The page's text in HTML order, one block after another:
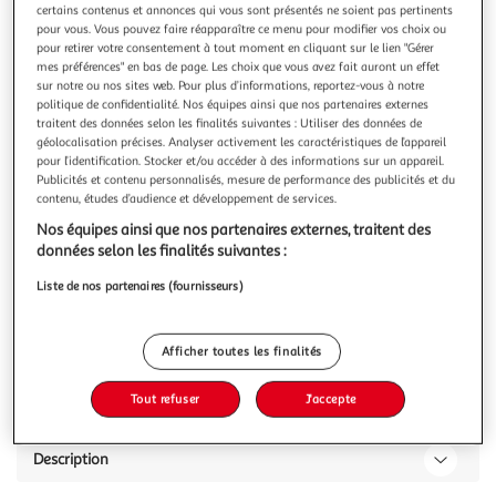
HOMEA
Liquide pot pourri essentiel ii 500ml orchidée
Informations Techniques : Dimensions : D. 7 x H. 17 cm
Matière : Polypropylène Spécificités : Pratique & Utile
Liquide pot pourri Contenance : 500 ml Senteur : Orchidée
Type de fragrance : Florale Poids : 0,54 kg Couleur : Rose
En savoir +
Vendu par Paris Prix
Livr. ou retrait dès 3/4 jours
A partir de 7,99€
Plus d'options
Description
certains contenus et annonces qui vous sont présentés ne soient pas pertinents
pour vous. Vous pouvez faire réapparaître ce menu pour modifier vos choix ou
pour retirer votre consentement à tout moment en cliquant sur le lien "Gérer
mes préférences" en bas de page. Les choix que vous avez fait auront un effet
sur notre ou nos sites web. Pour plus d’informations, reportez-vous à notre
politique de confidentialité. Nos équipes ainsi que nos partenaires externes
traitent des données selon les finalités suivantes : Utiliser des données de
géolocalisation précises. Analyser activement les caractéristiques de l’appareil
pour l’identification. Stocker et/ou accéder à des informations sur un appareil.
Publicités et contenu personnalisés, mesure de performance des publicités et du
contenu, études d’audience et développement de services.
Nos équipes ainsi que nos partenaires externes, traitent des
données selon les finalités suivantes :
Liste de nos partenaires (fournisseurs)
Afficher toutes les finalités
Tout refuser J'accepte